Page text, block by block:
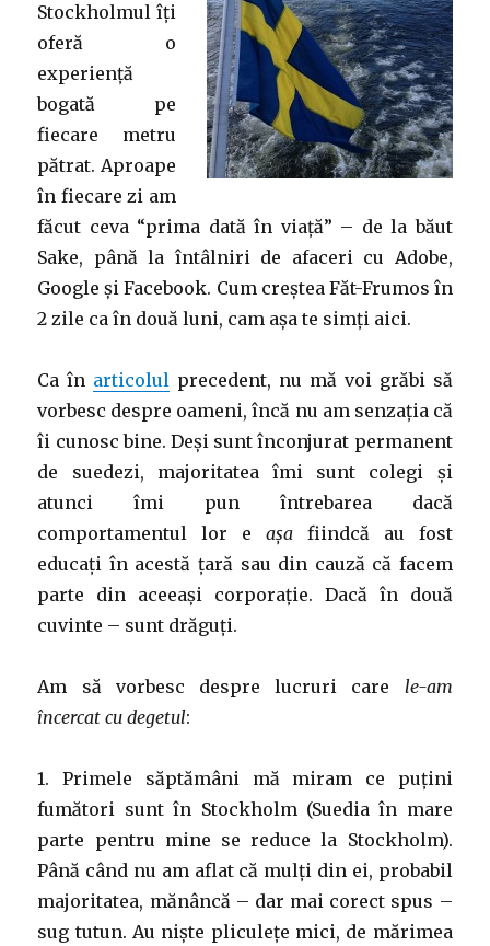
Stockholmul îți
oferă o
experiență
bogată pe
fiecare metru
pătrat. Aproape
în fiecare zi am
făcut ceva “prima dată în viață” – de la băut
Sake, până la întâlniri de afaceri cu Adobe,
Google și Facebook. Cum creștea Făt-Frumos în
2 zile ca în două luni, cam așa te simți aici.
Ca în articolul precedent, nu mă voi grăbi să
vorbesc despre oameni, încă nu am senzația că
îi cunosc bine. Deși sunt înconjurat permanent
de suedezi, majoritatea îmi sunt colegi și
atunci îmi pun întrebarea dacă
comportamentul lor e așa fiindcă au fost
educați în acestă țară sau din cauză că facem
parte din aceeași corporație. Dacă în două
cuvinte – sunt drăguți.
Am să vorbesc despre lucruri care le-am
încercat cu degetul:
1. Primele săptămâni mă miram ce puțini
fumători sunt în Stockholm (Suedia în mare
parte pentru mine se reduce la Stockholm).
Până când nu am aflat că mulți din ei, probabil
majoritatea, mănâncă – dar mai corect spus –
sug tutun. Au niște pliculețe mici, de mărimea